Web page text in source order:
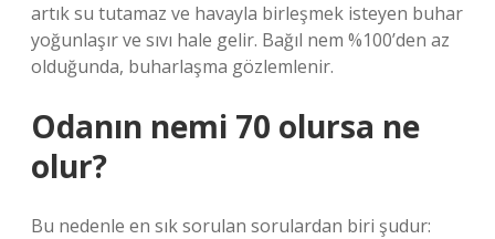
artık su tutamaz ve havayla birleşmek isteyen buhar
yoğunlaşır ve sıvı hale gelir. Bağıl nem %100’den az
olduğunda, buharlaşma gözlemlenir.
Odanın nemi 70 olursa ne
olur?
Bu nedenle en sık sorulan sorulardan biri şudur: